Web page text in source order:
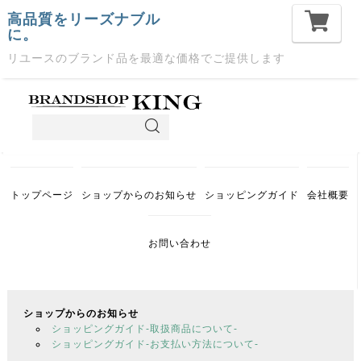
高品質をリーズナブル
に。
リユースのブランド品を最適な価格でご提供します
トップページ ショップからのお知らせ ショッピングガイド 会社概要
お問い合わせ
ショップからのお知らせ
ショッピングガイド-取扱商品について-
ショッピングガイド-お支払い方法について-